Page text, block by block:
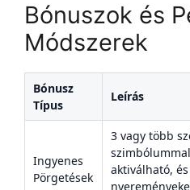
Bónuszok és
Módszerek
Bónusz
Típus
Leírás
Ingyenes
Pörgetések
3 vagy több
szimbólummal
aktiválható,